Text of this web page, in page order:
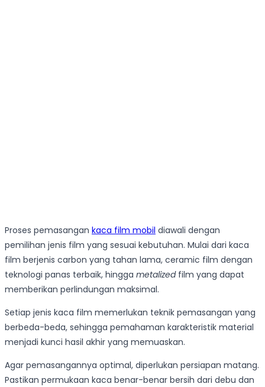
Proses pemasangan kaca film mobil diawali dengan
pemilihan jenis film yang sesuai kebutuhan. Mulai dari kaca
film berjenis carbon yang tahan lama, ceramic film dengan
teknologi panas terbaik, hingga metalizedfilm yang dapat
memberikan perlindungan maksimal.
Setiap jenis kaca film memerlukan teknik pemasangan yang
berbeda-beda, sehingga pemahaman karakteristik material
menjadi kunci hasil akhir yang memuaskan.
Agar pemasangannya optimal, diperlukan persiapan matang.
Pastikan permukaan kaca benar-benar bersih dari debu dan